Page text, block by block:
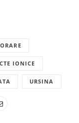
IONICE
URSINA